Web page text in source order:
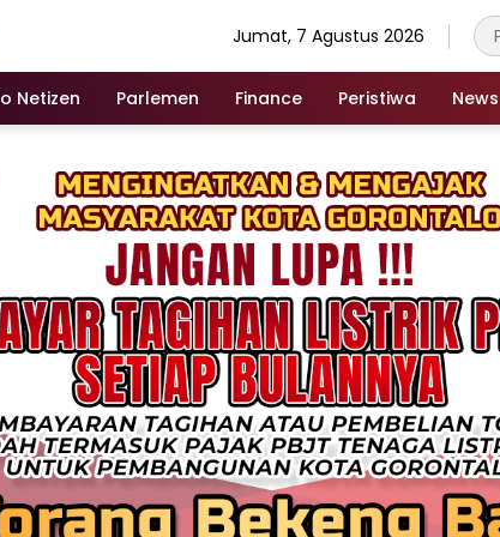
Jumat, 7 Agustus 2026
Netizen Parlemen Finance Peristiwa News